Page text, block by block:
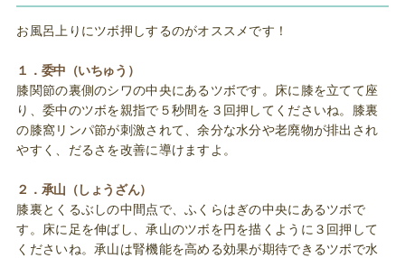
お風呂上りにツボ押しするのがオススメです！
１．委中（いちゅう）
膝関節の裏側のシワの中央にあるツボです。床に膝を立てて座
り、委中のツボを親指で５秒間を３回押してくださいね。膝裏
の膝窩リンパ節が刺激されて、余分な水分や老廃物が排出され
やすく、だるさを改善に導けますよ。
２．承山（しょうざん）
膝裏とくるぶしの中間点で、ふくらはぎの中央にあるツボで
す。床に足を伸ばし、承山のツボを円を描くように３回押して
くださいね。承山は腎機能を高める効果が期待できるツボで水